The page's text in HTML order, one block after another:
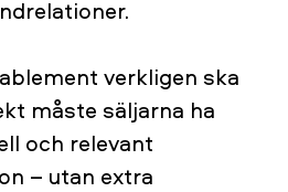
verkligen ska
måste säljarna ha
och relevant
– utan extra